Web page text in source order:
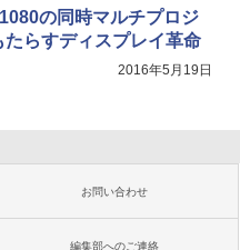
の同時マルチプロジ
たらすディスプレイ革命
2016年5月19日
お問い合わせ
編集部へのご連絡